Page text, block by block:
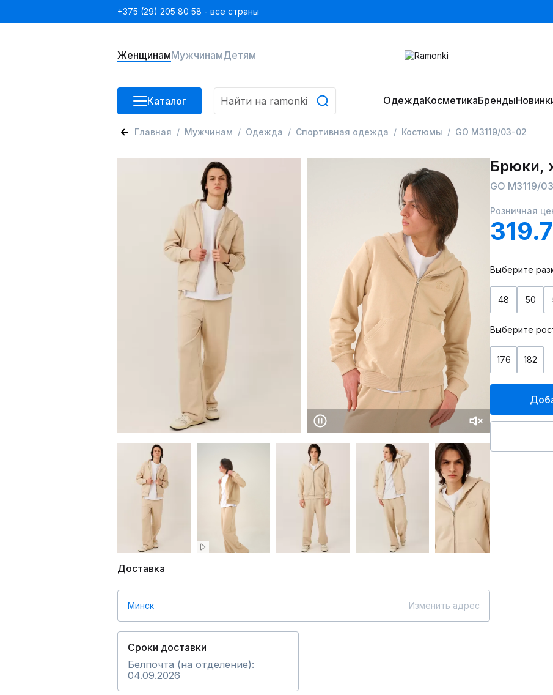
+375 (29) 205 80 58 - все страны
ЖенщинамМужчинамДетям
Каталог ОдеждаКосметикаБренды
Главная Мужчинам Одежда Спортивная одежда Костюмы GO M3119/03-02
Доставка
Минск Изменить адрес
Сроки доставки
Белпочта (на отделение):
04.09.2026
Брюки,
GO M3119/
Розничная
Выберите
48 50
Выберите
176 182